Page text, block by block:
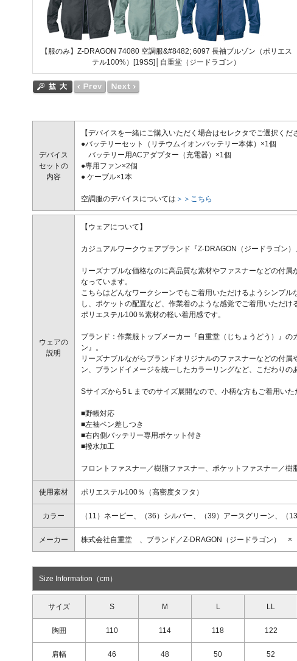
【服のみ】Z-DRAGON 74080 空調服&#8482; 6097 長袖ブルゾン（ポリエス
テル100%）[19SS]│自重堂（ジードラゴン）
デバイス
セットの
内容
【デバイスを一緒にご購入いただく場合はセレクタでご選択くだ
●バッテリーセット（リチウムイオンバッテリー本体）×1個
バッテリー用ACアダプター（充電器）×1個
●専用ファン×2個
● ケーブル×1本
空調服のデバイスについては ＞＞こちら
ウェアの
説明
【ウェアについて】
カジュアルワークウェアブランド『Z-DRAGON（ジードラゴン）
リーズナブルな価格なのに高品質な素材やファスナーなどの付
なっています。
こちらはどんなワークシーンでもご着用いただけるようシンプル
し、ポケットの配置など、作業着のような感覚でご着用いただけ
ポリエステル100％素材の軽い着用感です。
ブランド：作業服トップメーカー『自重堂（じちょうどう）』
ン』。
リーズナブルながらブランドオリジナルのファスナーなどの付
ン、ブランドイメージを統一したカラーリングなど、こだわりの
Sサイズから5Ｌまでのサイズ展開なので、小柄な方もご着用いた
■野帳対応
■左袖ペン差しつき
■右内側バッテリー専用ポケット付き
■撥水加工
フロントファスナー／樹脂ファスナー、ポケットファスナー／樹
使用素材 ポリエステル100％（高密度タフタ）
カラー （11）ネービー、（36）シルバー、（39）アースグリーン、（
メーカー 株式会社自重堂 、ブランド／Z-DRAGON（ジードラゴン） ×
Size Information（cm）
サイズ S M L LL
胸囲 110 114 118 122
肩幅 46 48 50 52